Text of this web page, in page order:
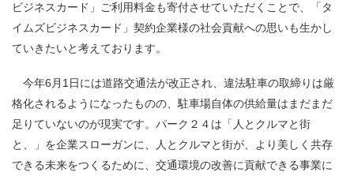
ビジネスカード」ご利用料金も寄付させていただくことで、「タ
イムズビジネスカード」契約企業様の社会貢献への思いも生かし
ていきたいと考えております。
今年6月1日には道路交通法が改正され、違法駐車の取締りは厳
格化されるようになったものの、駐車場自体の供給量はまだまだ
足りていないのが現実です。パーク２４は「人とクルマと街
と、」を企業スローガンに、人とクルマと街が、より美しく共存
できる未来をつくるために、交通環境の改善に貢献できる事業に